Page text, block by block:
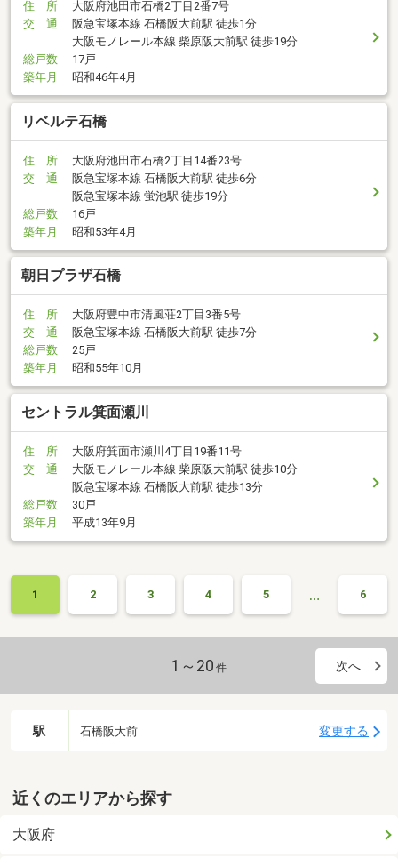
住 所
大阪府池田市石橋2丁目2番7号
交 通
阪急宝塚本線 石橋阪大前駅 徒歩1分
大阪モノレール本線 柴原阪大前駅 徒歩19分
総戸数
17戸
築年月
昭和46年4月
リベルテ石橋
住 所
大阪府池田市石橋2丁目14番23号
交 通
阪急宝塚本線 石橋阪大前駅 徒歩6分
阪急宝塚本線 蛍池駅 徒歩19分
総戸数
16戸
築年月
昭和53年4月
朝日プラザ石橋
住 所
大阪府豊中市清風荘2丁目3番5号
交 通
阪急宝塚本線 石橋阪大前駅 徒歩7分
総戸数
25戸
築年月
昭和55年10月
セントラル箕面瀬川
住 所
大阪府箕面市瀬川4丁目19番11号
交 通
大阪モノレール本線 柴原阪大前駅 徒歩10分
阪急宝塚本線 石橋阪大前駅 徒歩13分
総戸数
30戸
築年月
平成13年9月
1 2 3 4 5 … 6
1～20 件 次へ
駅 石橋阪大前 変更する
近くのエリアから探す
大阪府